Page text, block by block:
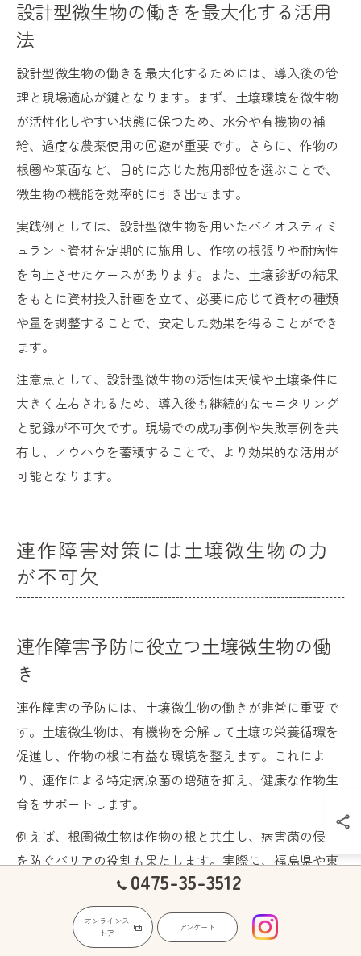
設計型微生物の働きを最大化する活用
法
設計型微生物の働きを最大化するためには、導入後の管
理と現場適応が鍵となります。まず、土壌環境を微生物
が活性化しやすい状態に保つため、水分や有機物の補
給、過度な農薬使用の回避が重要です。さらに、作物の
根圏や葉面など、目的に応じた施用部位を選ぶことで、
微生物の機能を効率的に引き出せます。
実践例としては、設計型微生物を用いたバイオスティミ
ュラント資材を定期的に施用し、作物の根張りや耐病性
を向上させたケースがあります。また、土壌診断の結果
をもとに資材投入計画を立て、必要に応じて資材の種類
や量を調整することで、安定した効果を得ることができ
ます。
注意点として、設計型微生物の活性は天候や土壌条件に
大きく左右されるため、導入後も継続的なモニタリング
と記録が不可欠です。現場での成功事例や失敗事例を共
有し、ノウハウを蓄積することで、より効果的な活用が
可能となります。
連作障害対策には土壌微生物の力
が不可欠
連作障害予防に役立つ土壌微生物の働
き
連作障害の予防には、土壌微生物の働きが非常に重要で
す。土壌微生物は、有機物を分解して土壌の栄養循環を
促進し、作物の根に有益な環境を整えます。これによ
り、連作による特定病原菌の増殖を抑え、健康な作物生
育をサポートします。
例えば、根圏微生物は作物の根と共生し、病害菌の侵入
を防ぐバリアの役割も果たします。実際に、福島県や東
京都などの農地では、微生物資材の活用によって連作障
害の発生が減少した事例が報告されています。このよう
に、土壌微生物の多様な働きが、持続可能な農業の基盤
0475-35-3512
オンラインス
トア
アンケート